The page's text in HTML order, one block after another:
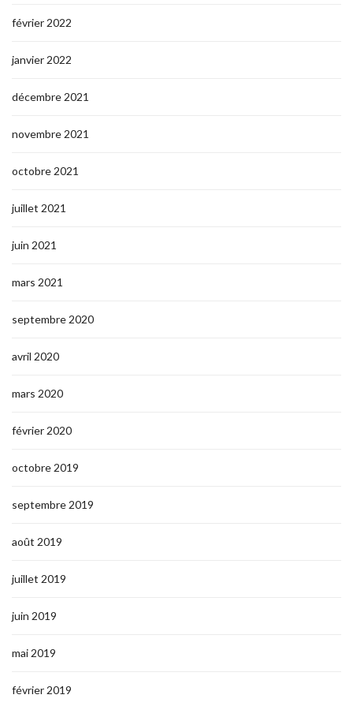
février 2022
janvier 2022
décembre 2021
novembre 2021
octobre 2021
juillet 2021
juin 2021
mars 2021
septembre 2020
avril 2020
mars 2020
février 2020
octobre 2019
septembre 2019
août 2019
juillet 2019
juin 2019
mai 2019
février 2019